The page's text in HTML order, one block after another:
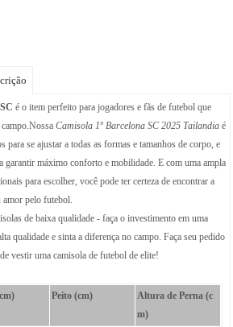
é o item perfeito para jogadores e fãs de futebol que
Camisola 1º Barcelona SC 2025 Tailandia é
para se ajustar a todas as formas e tamanhos de corpo, e
garantir máximo conforto e mobilidade. E com uma ampla
para escolher, você pode ter certeza de encontrar a
amor pelo futebol.
de baixa qualidade - faça o investimento em uma
qualidade e sinta a diferença no campo. Faça seu pedido
vestir uma camisola de futebol de elite!
Peito (cm)
Altura de Perna (c
m)